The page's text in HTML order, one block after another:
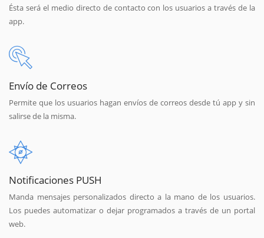
Ésta será el medio directo de contacto con los usuarios a través de la
app.
Envío de Correos
Permite que los usuarios hagan envíos de correos desde tú app y sin
salirse de la misma.
Notificaciones PUSH
Manda mensajes personalizados directo a la mano de los usuarios.
Los puedes automatizar o dejar programados a través de un portal
web.